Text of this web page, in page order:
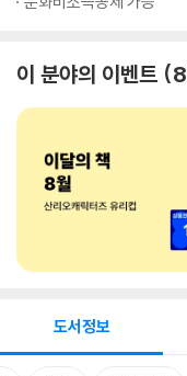
이 분야의 이벤트 8
도서정보